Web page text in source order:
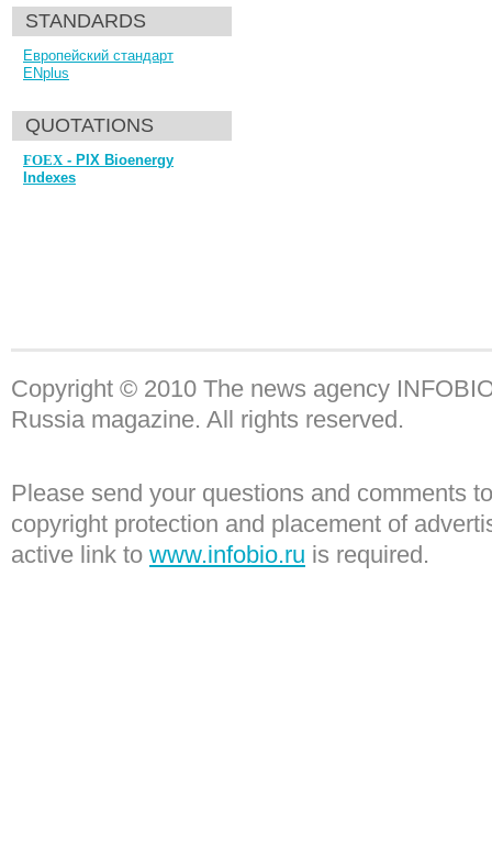
STANDARDS
Европейский стандарт
ENplus
QUOTATIONS
FOEX- PIX Bioenergy
Indexes
Copyright © 2010 The news agency
Russia magazine. All rights reserved.
Please send your questions and comments
copyright protection and placement of
active link to www.infobio.ru is required.